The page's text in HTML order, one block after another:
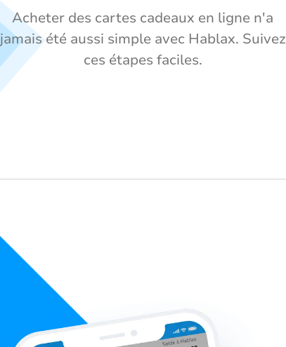
Acheter des cartes cadeaux en ligne n'a
jamais été aussi simple avec Hablax. Suivez
ces étapes faciles.